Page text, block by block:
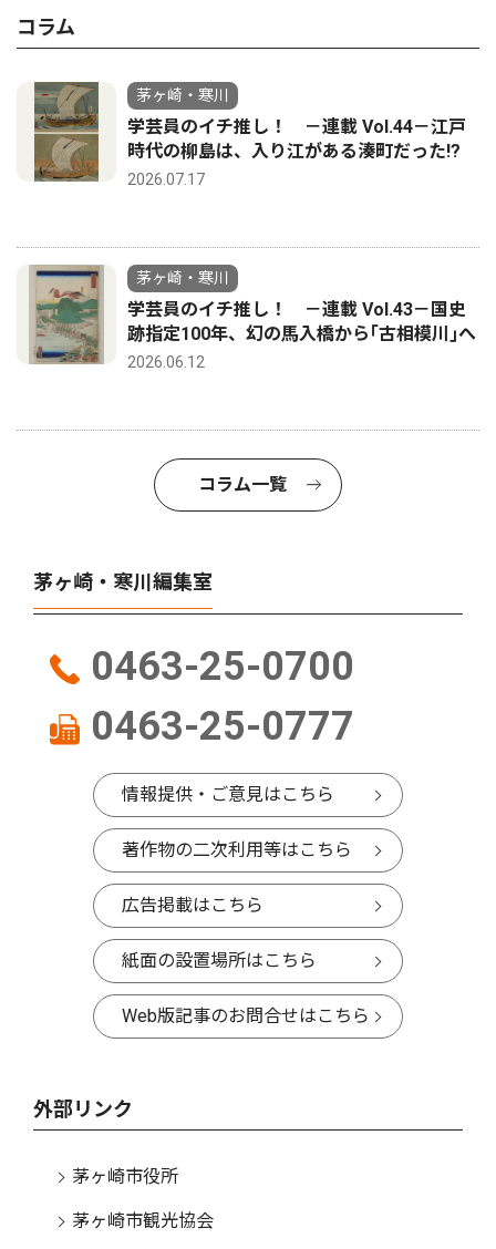
コラム
茅ヶ崎・寒川
学芸員のイチ推し！ －連載 Vol.44－江戸
時代の柳島は、入り江がある湊町だった!?
2026.07.17
茅ヶ崎・寒川
学芸員のイチ推し！ －連載 Vol.43－国史
跡指定100年、幻の馬入橋から｢古相模川｣へ
2026.06.12
コラム一覧
茅ヶ崎・寒川編集室
0463-25-0700
0463-25-0777
情報提供・ご意見はこちら
著作物の二次利用等はこちら
広告掲載はこちら
紙面の設置場所はこちら
Web版記事のお問合せはこちら
外部リンク
茅ヶ崎市役所
茅ヶ崎市観光協会